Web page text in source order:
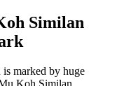
Similan